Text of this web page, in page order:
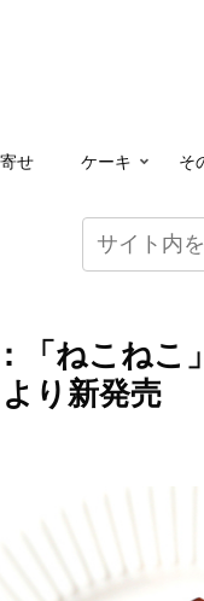
せ ケーキ そ
「ねこね
り新発売